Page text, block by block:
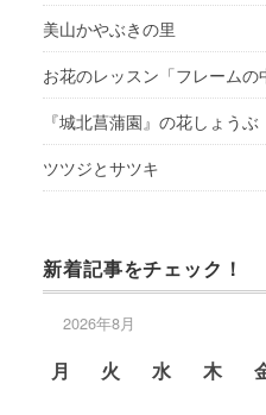
美山かやぶきの里
お花のレッスン「フレームの
『城北菖蒲園』の花しょうぶ
ツツジとサツキ
新着記事をチェック！
2026年8月
月 火 水 木